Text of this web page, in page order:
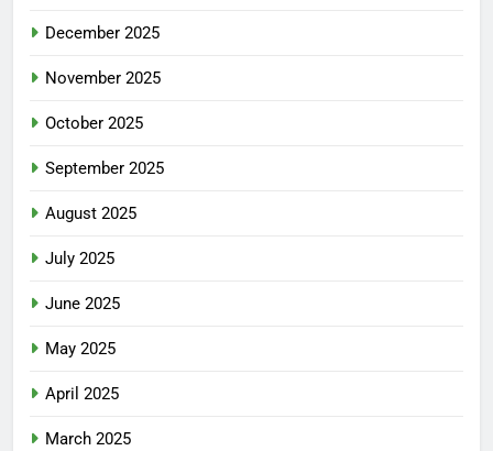
December 2025
November 2025
October 2025
September 2025
August 2025
July 2025
June 2025
May 2025
April 2025
March 2025